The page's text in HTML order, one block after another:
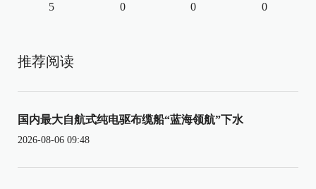
5 0 0 0
推荐阅读
国内最大自航式纯电驱布缆船“蓝海领航”下水
2026-08-06 09:48